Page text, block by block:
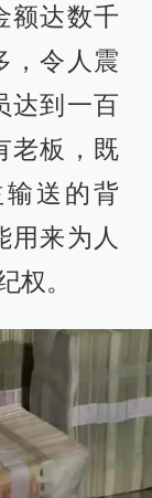
额达数千
，令人震
达到一百
老板，既
送的背
用来为人
权。